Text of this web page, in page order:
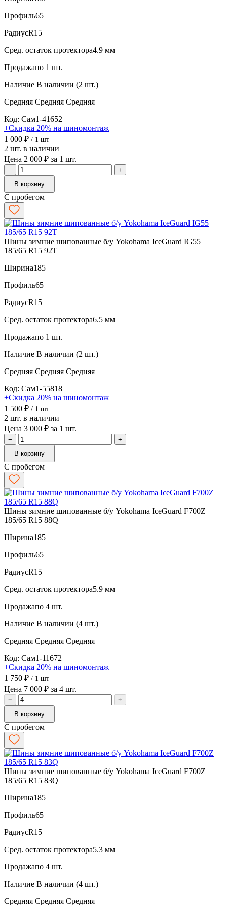
Профиль65
РадиусR15
Сред. остаток протектора4.9 мм
Продажапо 1 шт.
Наличие В наличии (2 шт.)
Средняя Средняя Средняя
Код: Сам1-41652
+Скидка 20% на шиномонтаж
1 000 ₽ / 1 шт
2 шт. в наличии
Цена 2 000 ₽ за 1 шт.
−
+
В корзину
С пробегом
Шины зимние шипованные б/у Yokohama IceGuard IG55
185/65 R15 92T
Ширина185
Профиль65
РадиусR15
Сред. остаток протектора6.5 мм
Продажапо 1 шт.
Наличие В наличии (2 шт.)
Средняя Средняя Средняя
Код: Сам1-55818
+Скидка 20% на шиномонтаж
1 500 ₽ / 1 шт
2 шт. в наличии
Цена 3 000 ₽ за 1 шт.
−
+
В корзину
С пробегом
Шины зимние шипованные б/у Yokohama IceGuard F700Z
185/65 R15 88Q
Ширина185
Профиль65
РадиусR15
Сред. остаток протектора5.9 мм
Продажапо 4 шт.
Наличие В наличии (4 шт.)
Средняя Средняя Средняя
Код: Сам1-11672
+Скидка 20% на шиномонтаж
1 750 ₽ / 1 шт
Цена 7 000 ₽ за 4 шт.
−
+
В корзину
С пробегом
Шины зимние шипованные б/у Yokohama IceGuard F700Z
185/65 R15 83Q
Ширина185
Профиль65
РадиусR15
Сред. остаток протектора5.3 мм
Продажапо 4 шт.
Наличие В наличии (4 шт.)
Средняя Средняя Средняя